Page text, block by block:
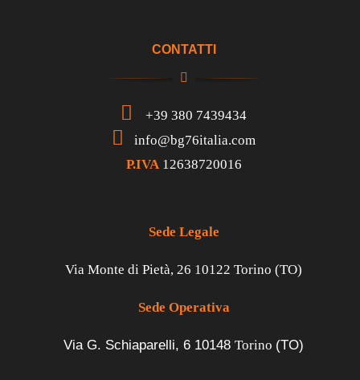
CONTATTI
+39 380 7439434
info@bg76italia.com
P.IVA 12638720016
Sede Legale
Via Monte di Pietà, 26 10122 Torino (TO)
Sede Operativa
Via G. Schiaparelli, 6 10148 Torino (TO)